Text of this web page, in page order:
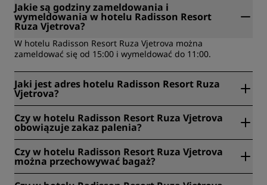
Jakie są godziny zameldowania i
wymeldowania w hotelu Radisson Resort
Ruza Vjetrova?
W hotelu Radisson Resort Ruza Vjetrova można
zameldować się od 15:00 i wymeldować do 11:00.
Jaki jest adres hotelu Radisson Resort Ruza
Vjetrova?
bb, Dobra Voda, 85000, Bar oraz Czarnogórska.
Czy w hotelu Radisson Resort Ruza Vjetrova
obowiązuje zakaz palenia?
zakaz palenia.
Czy w hotelu Radisson Resort Ruza Vjetrova
można przechowywać bagaż?